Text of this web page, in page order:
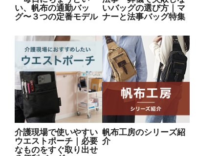
い、帆布の通勤バッ
グ〜３つの定番モデル
いバッグの選び方｜マ
ナーと法事バッグ特集
介護現場で使いやすい
ウエストポーチ｜必要
なものをすぐ取り出せ
帆布工房のシリーズ紹
介